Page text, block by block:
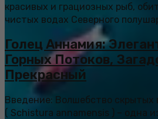
красивых и грациозных рыб,
чистых водах Северного
Голец Аннамия:
Горных Потоков,
Прекрасный
Введение: Волшебство скрытых
( Schistura annamensis ) – одна